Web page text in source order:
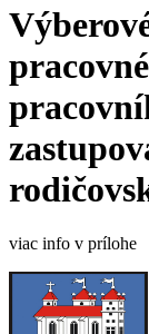
viac info v prílohe